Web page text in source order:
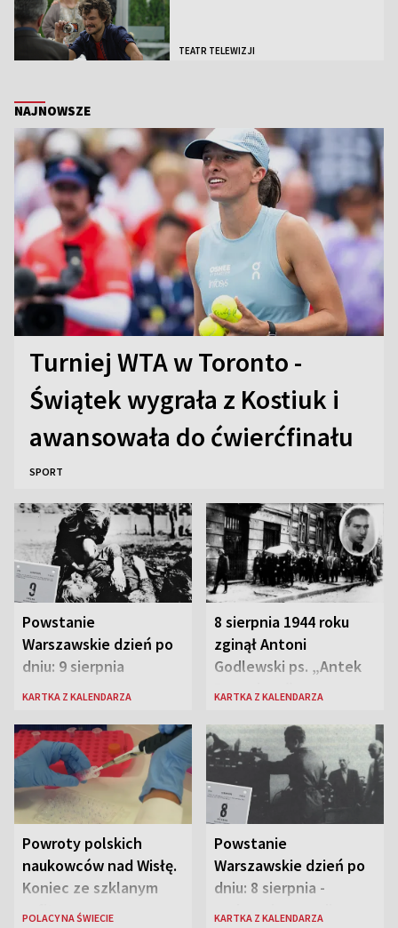
TEATR TELEWIZJI
NAJNOWSZE
Turniej WTA w Toronto -
Świątek wygrała z Kostiuk i
awansowała do ćwierćfinału
SPORT
Powstanie
Warszawskie dzień po
dniu: 9 sierpnia
KARTKA Z KALENDARZA
8 sierpnia 1944 roku
zginął Antoni
Godlewski ps. „Antek
Rozpylacz”
KARTKA Z KALENDARZA
Powroty polskich
naukowców nad Wisłę.
Koniec ze szklanym
sufitem
POLACY NA ŚWIECIE
Powstanie
Warszawskie dzień po
dniu: 8 sierpnia -
rozbrzmiewa radio
KARTKA Z KALENDARZA